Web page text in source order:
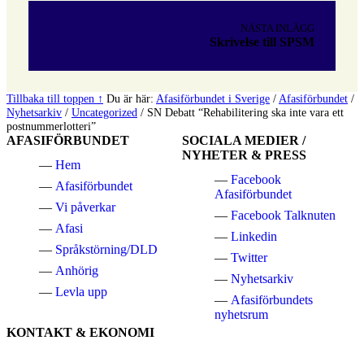
NÄSTA INLÄGG
Skrivelse till SPSM
Tillbaka till toppen ↑ Du är här: Afasiförbundet i Sverige /Afasiförbundet /
Nyhetsarkiv / Uncategorized / SN Debatt “Rehabilitering ska inte vara ett
postnummerlotteri”
AFASIFÖRBUNDET
Hem
Afasiförbundet
Vi påverkar
Afasi
Språkstörning/DLD
Anhörig
Levla upp
SOCIALA MEDIER /
NYHETER & PRESS
Facebook
Afasiförbundet
Facebook Talknuten
Linkedin
Twitter
Nyhetsarkiv
Afasiförbundets
nyhetsrum
KONTAKT & EKONOMI